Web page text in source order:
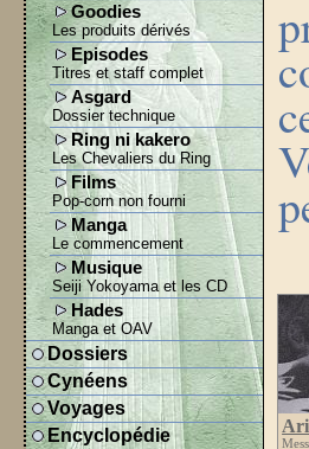
Goodies
Les produits dérivés
Episodes
Titres et staff complet
Asgard
Dossier technique
Ring ni kakero
Les Chevaliers du Ring
Films
Pop-corn non fourni
Manga
Le commencement
Musique
Seiji Yokoyama et les CD
Hades
Manga et OAV
Dossiers
Cynéens
Voyages
Encyclopédie